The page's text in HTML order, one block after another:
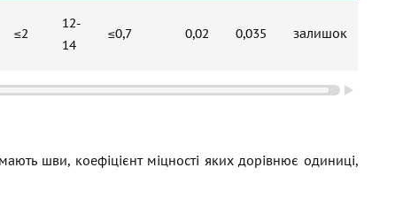
≤2
12-
14
≤0,7 0,02 0,035 залишок
шви, коефіцієнт міцності яких дорівнює одиниці,